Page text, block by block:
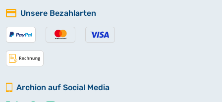
Unsere Bezahlarten
Archion auf Social Media